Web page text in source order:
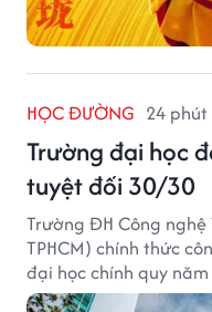
HỌC ĐƯỜNG 24
Trường đại học
tuyệt đối 30/30
Trường ĐH Công
TPHCM) chính thức
đại học chính quy
tuyển tổng hợp.